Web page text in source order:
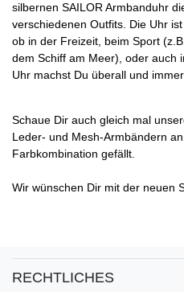
silbernen SAILOR Armbanduhr
verschiedenen Outfits. Die Uhr
ob in der Freizeit, beim Sport
dem Schiff am Meer), oder auch
Uhr machst Du überall und
Schaue Dir auch gleich mal
Leder- und Mesh-Armbändern
Farbkombination gefällt.
Wir wünschen Dir mit der neuen
RECHTLICHES